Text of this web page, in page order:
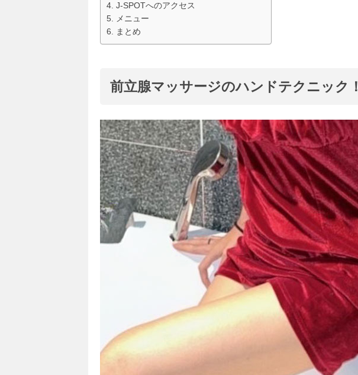
J-SPOTへのアクセス
メニュー
まとめ
前立腺マッサージのハンドテクニック！